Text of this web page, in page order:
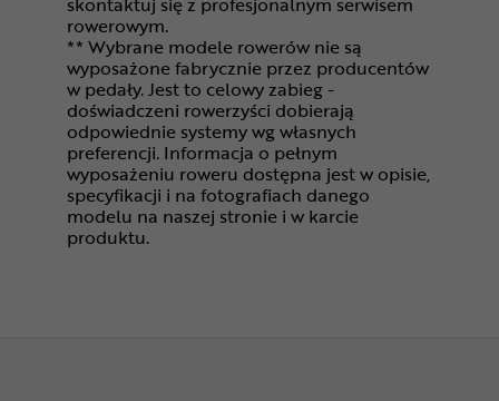
rowerowym.
** Wybrane modele rowerów nie są
wyposażone fabrycznie przez producentów
w pedały. Jest to celowy zabieg -
doświadczeni rowerzyści dobierają
odpowiednie systemy wg własnych
preferencji. Informacja o pełnym
wyposażeniu roweru dostępna jest w opisie,
specyfikacji i na fotografiach danego
modelu na naszej stronie i w karcie
produktu.